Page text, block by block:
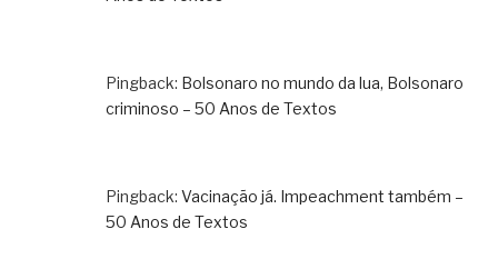
Pingback: Bolsonaro no mundo da lua, Bolsonaro
criminoso – 50 Anos de Textos
Pingback: Vacinação já. Impeachment também –
50 Anos de Textos